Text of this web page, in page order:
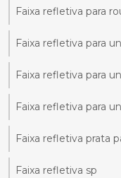
Faixa refletiva para
Faixa refletiva para
Faixa refletiva para
Faixa refletiva para
Faixa refletiva prata
Faixa refletiva sp